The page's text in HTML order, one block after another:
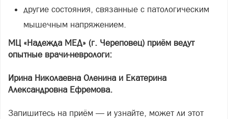
другие состояния, связанные с патологическим
мышечным напряжением.
МЦ «Надежда МЕД» (г. Череповец) приём ведут
опытные врачи-неврологи:
Ирина Николаевна Оленина и Екатерина
Александровна Ефремова.
Запишитесь на приём — и узнайте, может ли этот